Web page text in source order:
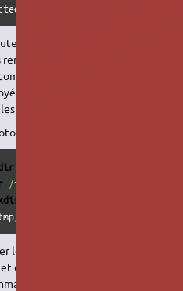
la commande suivante si la
0. Il existe aussi
suivante si la
0, et enfin
cas.
s'il n' existe pas
/tmp
le bloc d'instructions suivant
donc si elle est sur la même
doivent être séparées